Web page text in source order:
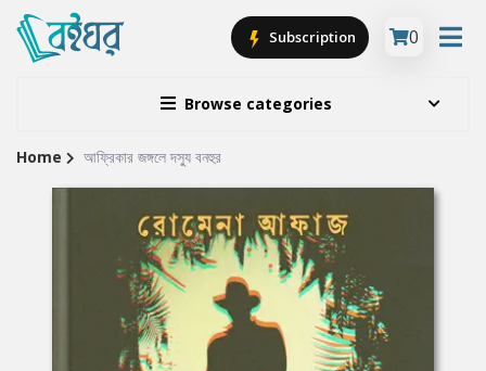
Browse categories
Subscription 0
Site
Breadcrumb
Home আফ্রিকার জঙ্গলে দস্যু বনহুর